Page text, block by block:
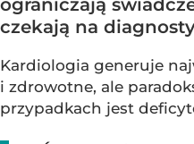
ograniczają
czekają na
Kardiologia generuje
i zdrowotne, ale
przypadkach jest